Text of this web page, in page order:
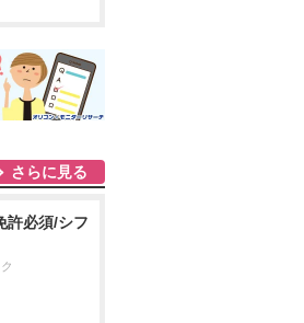
さらに見る
許必須/シフ